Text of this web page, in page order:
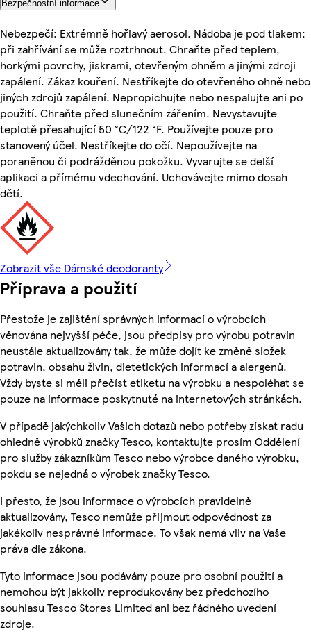
Bezpečnostní informace
Nebezpečí: Extrémně hořlavý aerosol. Nádoba je pod tlakem:
při zahřívání se může roztrhnout. Chraňte před teplem,
horkými povrchy, jiskrami, otevřeným ohněm a jinými zdroji
zapálení. Zákaz kouření. Nestříkejte do otevřeného ohně nebo
jiných zdrojů zapálení. Nepropichujte nebo nespalujte ani po
použití. Chraňte před slunečním zářením. Nevystavujte
teplotě přesahující 50 °C/122 °F. Používejte pouze pro
stanovený účel. Nestříkejte do očí. Nepoužívejte na
poraněnou či podrážděnou pokožku. Vyvarujte se delší
aplikaci a přímému vdechování. Uchovávejte mimo dosah
dětí.
Zobrazit vše Dámské deodoranty
Příprava a použití
Přestože je zajištění správných informací o výrobcích
věnována nejvyšší péče, jsou předpisy pro výrobu potravin
neustále aktualizovány tak, že může dojít ke změně složek
potravin, obsahu živin, dietetických informací a alergenů.
Vždy byste si měli přečíst etiketu na výrobku a nespoléhat se
pouze na informace poskytnuté na internetových stránkách.
V případě jakýchkoliv Vašich dotazů nebo potřeby získat radu
ohledně výrobků značky Tesco, kontaktujte prosím Oddělení
pro služby zákazníkům Tesco nebo výrobce daného výrobku,
pokdu se nejedná o výrobek značky Tesco.
I přesto, že jsou informace o výrobcích pravidelně
aktualizovány, Tesco nemůže přijmout odpovědnost za
jakékoliv nesprávné informace. To však nemá vliv na Vaše
práva dle zákona.
Tyto informace jsou podávány pouze pro osobní použití a
nemohou být jakkoliv reprodukovány bez předchozího
souhlasu Tesco Stores Limited ani bez řádného uvedení
zdroje.